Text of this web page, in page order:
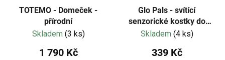
TOTEMO - Domeček -
přírodní
Skladem (3 ks)
1 790 Kč
Glo Pals - svítící
senzorické kostky do
vody-červená - Sammy-
Skladem (4 ks)
339 Kč